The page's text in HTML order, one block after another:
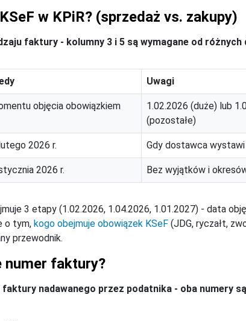
w KPiR? (sprzedaż vs. zakupy)
faktury - kolumny 3 i 5 są wymagane od różnych
Uwagi
objęcia obowiązkiem
1.02.2026 (duże) lub
(pozostałe)
2026 r. Gdy dostawca
2026 r. Bez wyjątków i
3 etapy (1.02.2026, 1.04.2026, 1.01.2027) - data
o tym, kogo obejmuje obowiązek KSeF (JDG, ryczałt,
przewodnik.
numer faktury?
faktury nadawanego przez podatnika - oba numery